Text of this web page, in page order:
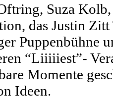
Suza
das Justin
Puppenbühne
“Liiiiiest”-
Momente
Ideen.